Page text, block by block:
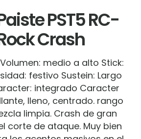
PST5 RC-
Crash
medio a alto Stick:
festivo Sustein: Largo
integrado Caracter
lleno, centrado. rango
limpia. Crash de gran
corte de ataque. Muy bien